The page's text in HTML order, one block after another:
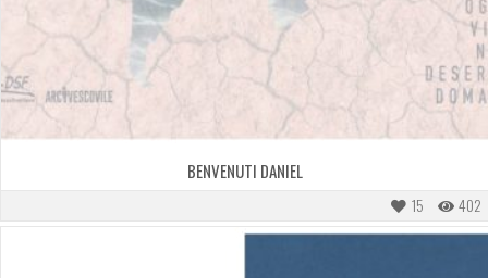
BENVENUTI DANIEL
402
15